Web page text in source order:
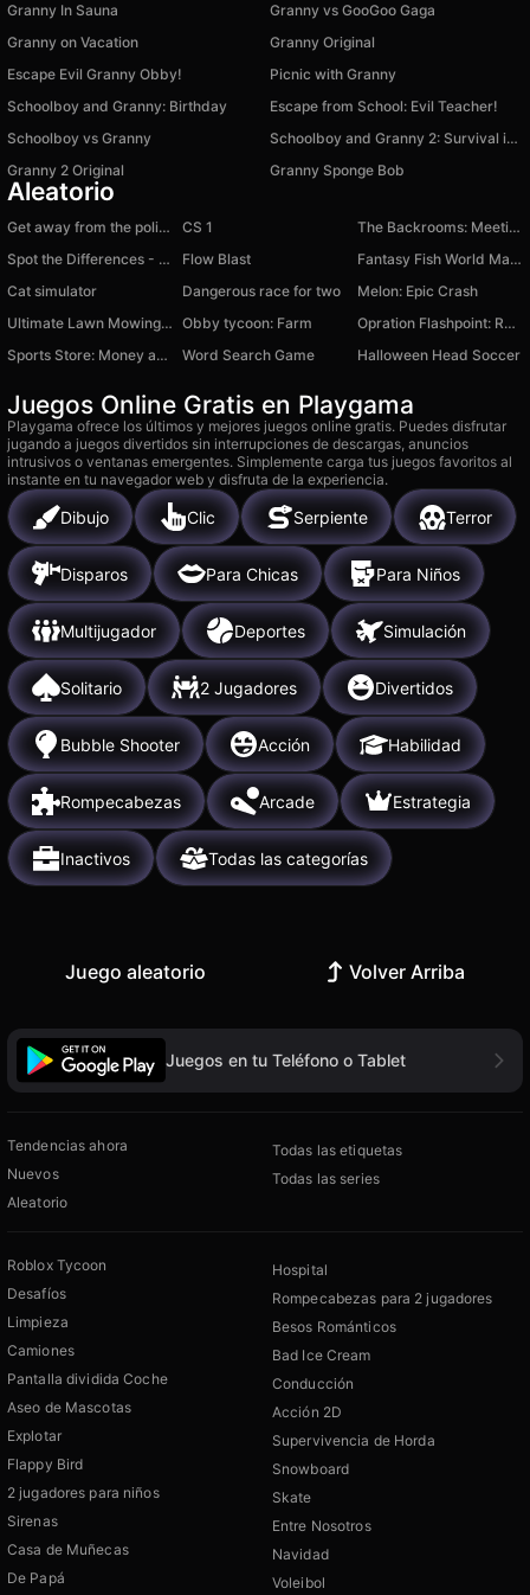
Granny In Sauna
Granny vs GooGoo Gaga
Granny on Vacation
Granny Original
Escape Evil Granny Obby!
Picnic with Granny
Schoolboy and Granny: Birthday
Escape from School: Evil Teacher!
Schoolboy vs Granny
Schoolboy and Granny 2: Survival in the Forest
Granny 2 Original
Granny Sponge Bob
Aleatorio
Get away from the police CS 1
The Backrooms: Meeting with Shrek Wazowski
Spot the Differences - The Best
Flow Blast
Fantasy Fish World Mahjong
Cat simulator
Dangerous race for two
Melon: Epic Crash
Ultimate Lawn Mowing Simulator: Mower Master Obby tycoon: Farm
Opration Flashpoint: Red - Blue war
Sports Store: Money and Business Tycoon Simulator
Word Search Game Halloween Head Soccer
Juegos Online Gratis en Playgama
Playgama ofrece los últimos y mejores juegos online gratis. Puedes disfrutar
jugando a juegos divertidos sin interrupciones de descargas, anuncios
intrusivos o ventanas emergentes. Simplemente carga tus juegos favoritos al
instante en tu navegador web y disfruta de la experiencia.
Dibujo Clic Serpiente Terror
Disparos Para Chicas Para Niños
Multijugador Deportes Simulación
Solitario 2 Jugadores Divertidos
Bubble Shooter Acción Habilidad
Rompecabezas Arcade Estrategia
Inactivos Todas las categorías
Juego aleatorio Volver Arriba
Juegos en tu Teléfono o Tablet
Tendencias ahora
Nuevos
Aleatorio
Todas las etiquetas
Todas las series
Roblox Tycoon
Desafíos
Limpieza
Camiones
Pantalla dividida Coche
Aseo de Mascotas
Explotar
Flappy Bird
2 jugadores para niños
Sirenas
Casa de Muñecas
De Papá
Hospital
Rompecabezas para 2 jugadores
Besos Románticos
Bad Ice Cream
Conducción
Acción 2D
Supervivencia de Horda
Snowboard
Skate
Entre Nosotros
Navidad
Voleibol